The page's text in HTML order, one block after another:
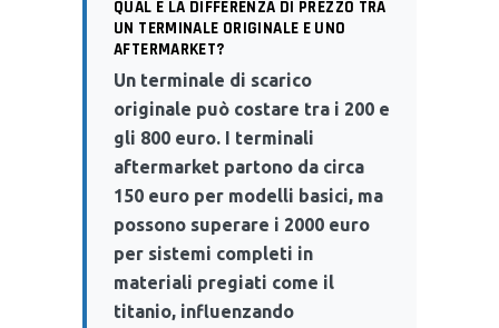
QUAL È LA DIFFERENZA DI PREZZO TRA
UN TERMINALE ORIGINALE E UNO
AFTERMARKET?
Un terminale di scarico
originale può costare tra i 200 e
gli 800 euro. I terminali
aftermarket partono da circa
150 euro per modelli basici, ma
possono superare i 2000 euro
per sistemi completi in
materiali pregiati come il
titanio, influenzando